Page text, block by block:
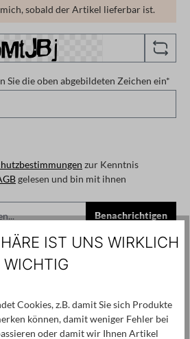
sobald der Artikel lieferbar ist.
Sie die oben abgebildeten Zeichen ein*
zur Kenntnis
gelesen und bin mit ihnen
Benachrichtigen
1263727107 - Offwhite - S
IST UNS WIRKLICH
WICHTIG
Cookies, z.B. damit Sie sich Produkte
können, damit weniger Fehler bei
oder damit wir Ihnen Artikel